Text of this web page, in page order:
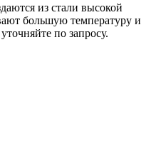
из стали высокой
большую температуру и
по запросу.